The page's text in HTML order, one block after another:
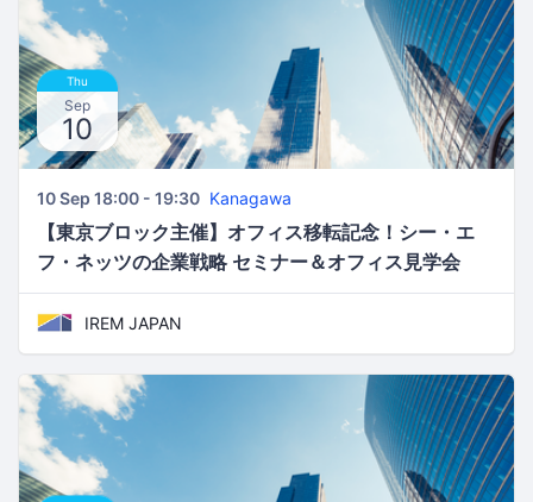
Thu
Sep
10
10 Sep 18:00 - 19:30 Kanagawa
【東京ブロック主催】オフィス移転記念！シー・エ
フ・ネッツの企業戦略 セミナー＆オフィス見学会
IREM JAPAN